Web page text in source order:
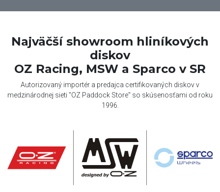
Najväčší showroom hliníkových
diskov
OZ Racing, MSW a Sparco v SR
Autorizovaný importér a predajca certifikovaných diskov v
medzinárodnej sieti "OZ Paddock Store" so skúsenosťami od roku
1996.